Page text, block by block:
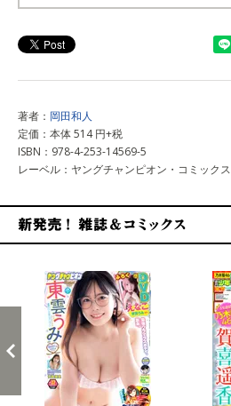
著者： 岡田和人
定価：本体 514 円+税
ISBN：978-4-253-14569-5
レーベル：ヤングチャンピオン・コミックス